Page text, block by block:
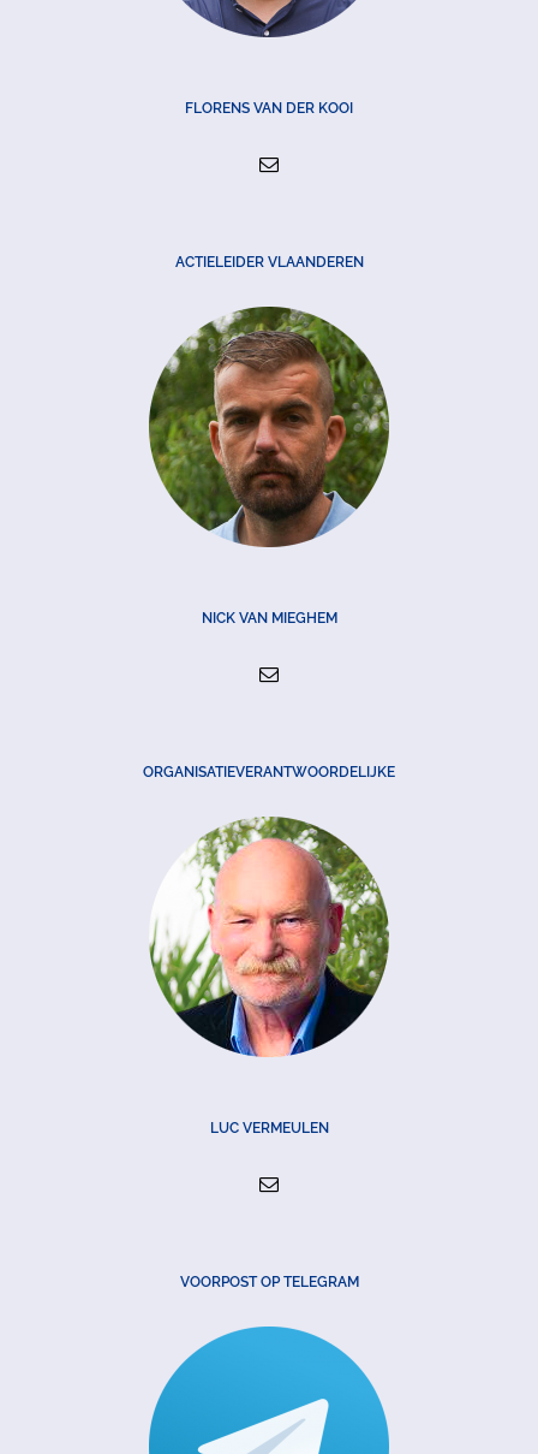
FLORENS VAN DER KOOI
ACTIELEIDER VLAANDEREN
NICK VAN MIEGHEM
ORGANISATIEVERANTWOORDELIJKE
LUC VERMEULEN
VOORPOST OP TELEGRAM